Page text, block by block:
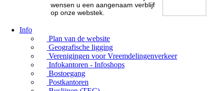
wensen u een aangenaam verblijf
op onze webstek.
Info
Plan van de website
Geografische ligging
Verenigingen voor Vreemdelingenverkeer
Infokantoren - Infoshops
Bostoegang
Postkantoren